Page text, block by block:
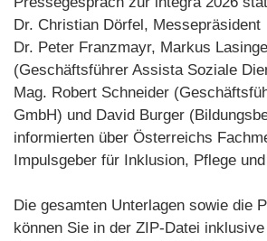
Dr. Christian Dörfel, Messepräsident
Dr. Peter Franzmayr, Markus
(Geschäftsführer Assista Soziale
Mag. Robert Schneider
GmbH) und David Burger
informierten über Österreichs
Impulsgeber für Inklusion, Pflege
Die gesamten Unterlagen sowie die
können Sie in der ZIP-Datei